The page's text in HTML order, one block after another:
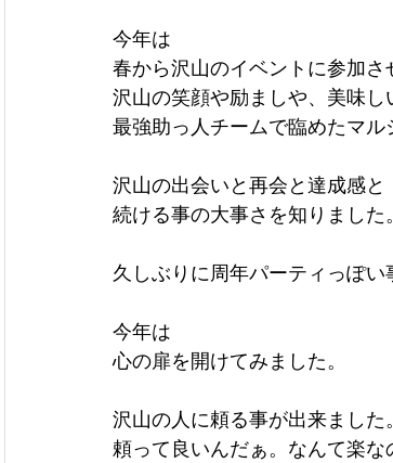
今年は
春から沢山のイベントに参加さ
沢山の笑顔や励ましや、美味し
最強助っ人チームで臨めたマル
沢山の出会いと再会と達成感と
続ける事の大事さを知りました。
久しぶりに周年パーティっぽい
今年は
心の扉を開けてみました。
沢山の人に頼る事が出来ました。
頼って良いんだぁ。なんて楽な